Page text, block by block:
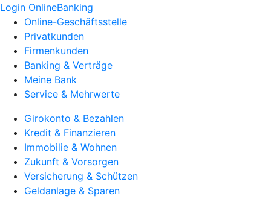
Login OnlineBanking
Online-Geschäftsstelle
Privatkunden
Firmenkunden
Banking & Verträge
Meine Bank
Service & Mehrwerte
Girokonto & Bezahlen
Kredit & Finanzieren
Immobilie & Wohnen
Zukunft & Vorsorgen
Versicherung & Schützen
Geldanlage & Sparen